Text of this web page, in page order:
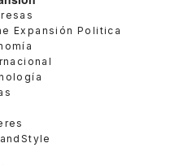
Expansión Politica